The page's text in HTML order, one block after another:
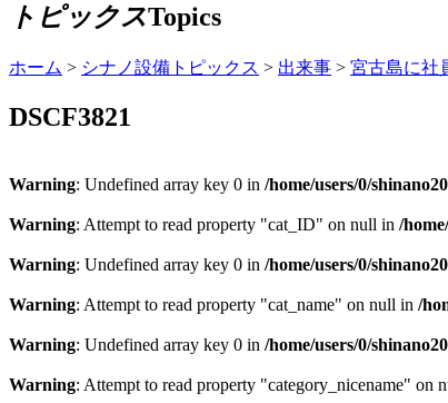
トピックスTopics
ホーム > シナノ設備トピックス > 出来事 > 宮古島に社
DSCF3821
Warning: Undefined array key 0 in /home/users/0/
Warning: Attempt to read property "cat_ID" on null in /
Warning: Undefined array key 0 in /home/users/0/
Warning: Attempt to read property "cat_name" on null in /
Warning: Undefined array key 0 in /home/users/0/
Warning: Attempt to read property "category_nicename" on